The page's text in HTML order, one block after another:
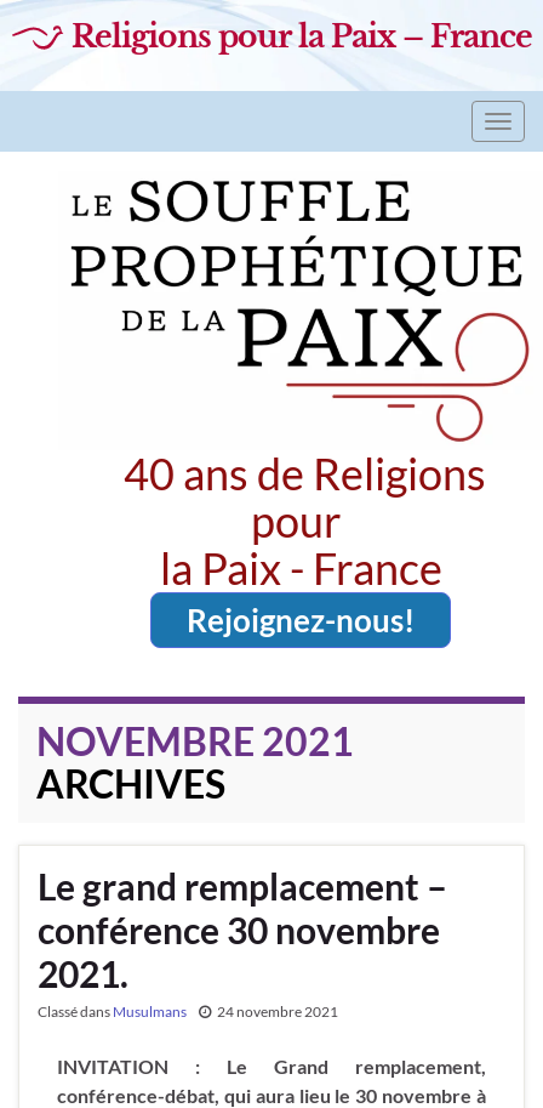
Religions pour la Paix – France
40 ans de Religions
pour
la Paix - France
Rejoignez-nous!
NOVEMBRE 2021
ARCHIVES
Le grand remplacement –
conférence 30 novembre
2021.
Classé dans Musulmans 24 novembre 2021
INVITATION : Le Grand remplacement,
conférence-débat, qui aura lieu le 30 novembre à